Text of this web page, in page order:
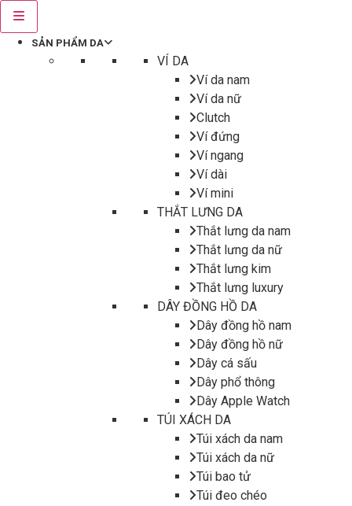
SẢN PHẨM DA
VÍ DA
Ví da nam
Ví da nữ
Clutch
Ví đứng
Ví ngang
Ví dài
Ví mini
THẮT LƯNG DA
Thắt lưng da nam
Thắt lưng da nữ
Thắt lưng kim
Thắt lưng luxury
DÂY ĐỒNG HỒ DA
Dây đồng hồ nam
Dây đồng hồ nữ
Dây cá sấu
Dây phổ thông
Dây Apple Watch
TÚI XÁCH DA
Túi xách da nam
Túi xách da nữ
Túi bao tử
Túi đeo chéo